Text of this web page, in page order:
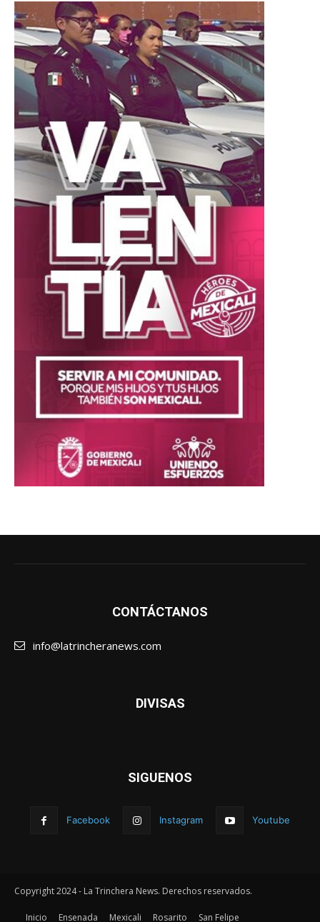
CONTÁCTANOS
info@latrincheranews.com
DIVISAS
SIGUENOS
Facebook Instagram Youtube
Copyright 2024 - La Trinchera News. Derechos reservados.
Inicio Ensenada Mexicali Rosarito San Felipe